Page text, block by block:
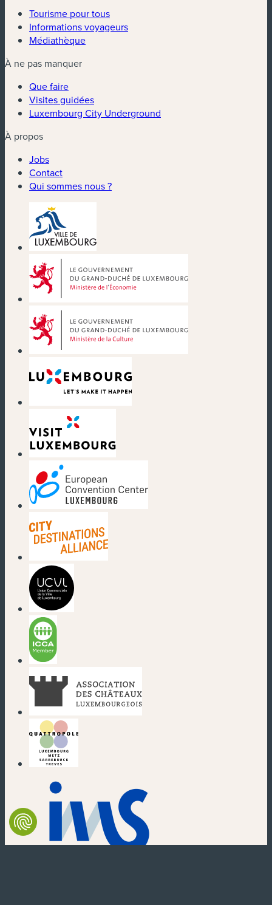
Tourisme pour tous
Informations voyageurs
Médiathèque
À ne pas manquer
Que faire
Visites guidées
Luxembourg City Underground
À propos
Jobs
Contact
Qui sommes nous ?